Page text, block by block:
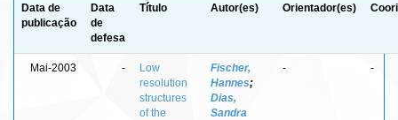
Data de
publicação
Data
de
defesa
Título Autor(es) Orientador(es)
Mai-2003 -
Low
resolution
structures
of the
Fischer,
Hannes;
Dias,
Sandra
- -